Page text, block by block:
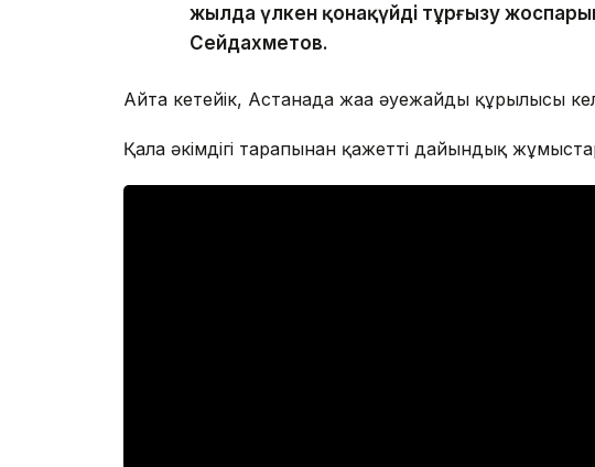
жылда үлкен қонақүйді тұрғызу
Сейдахметов.
Айта кетейік, Астанада жаңа әуежайдың құрылысы
Қала әкімдігі тарапынан қажетті дайындық